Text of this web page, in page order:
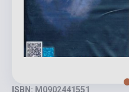
ISBN: M0902441551